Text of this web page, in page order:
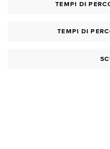
TEMPI DI
TEMPI DI